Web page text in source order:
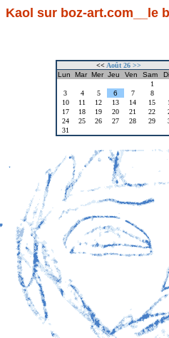
Kaol sur boz-art.com__le
<< Août 26 >>
Lun
Mar Mer Jeu Ven Sam
1
3
4 5 6 7 8
10
11 12 13 14 15
17
18 19 20 21 22
24
25 26 27 28 29
31